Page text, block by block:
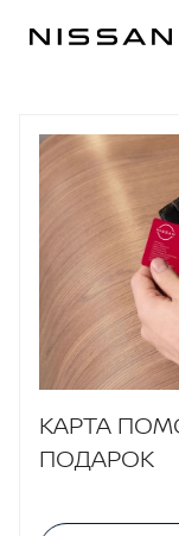
КАРТА
ПОДАРОК